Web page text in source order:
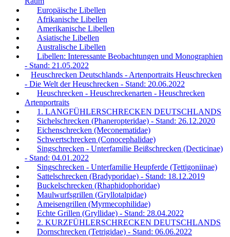
Europäische Libellen
Afrikanische Libellen
Amerikanische Libellen
Asiatische Libellen
Australische Libellen
Libellen: Interessante Beobachtungen und Monographien
- Stand: 21.05.2022
Heuschrecken Deutschlands - Artenportraits Heuschrecken
- Die Welt der Heuschrecken - Stand: 20.06.2022
Heuschrecken - Heuschreckenarten - Heuschrecken
Artenportraits
1. LANGFÜHLERSCHRECKEN DEUTSCHLANDS
Sichelschrecken (Phaneropteridae) - Stand: 26.12.2020
Eichenschrecken (Meconematidae)
Schwertschrecken (Conocephalidae)
Singschrecken - Unterfamilie Beißschrecken (Decticinae)
- Stand: 04.01.2022
Singschrecken - Unterfamilie Heupferde (Tettigoniinae)
Sattelschrecken (Bradyporidae) - Stand: 18.12.2019
Buckelschrecken (Rhaphidophoridae)
Maulwurfsgrillen (Gryllotalpidae)
Ameisengrillen (Myrmecophilidae)
Echte Grillen (Gryllidae) - Stand: 28.04.2022
2. KURZFÜHLERSCHRECKEN DEUTSCHLANDS
Dornschrecken (Tetrigidae) - Stand: 06.06.2022